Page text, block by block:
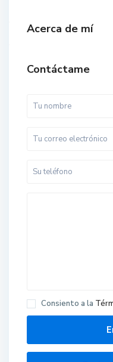
Acerca de mí
Contáctame
Consiento a la